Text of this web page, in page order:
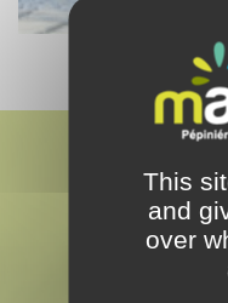
This
and
over